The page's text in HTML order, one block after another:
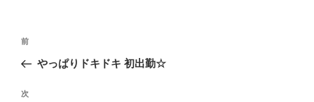
投
ナ
ビ
前
の
稿
前
やっぱりドキドキ 初出勤☆
次
次